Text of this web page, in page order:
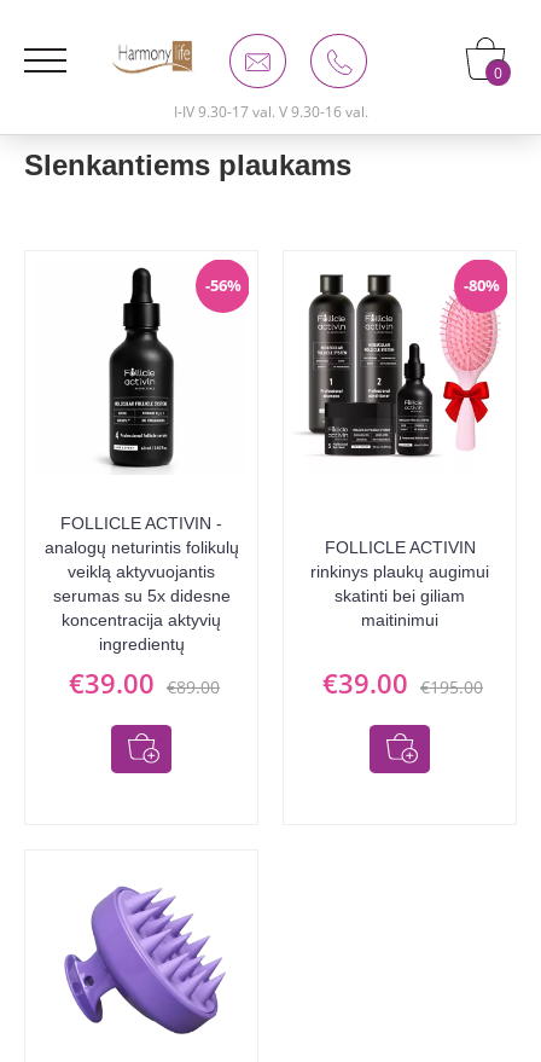
0
I-IV 9.30-17 val. V 9.30-16 val.
Slenkantiems plaukams
-56%
FOLLICLE ACTIVIN -
analogų neturintis folikulų
veiklą aktyvuojantis
serumas su 5x didesne
koncentracija aktyvių
ingredientų
€89.00
€39.00
-80%
FOLLICLE ACTIVIN
rinkinys plaukų augimui
skatinti bei giliam
maitinimui
€195.00
€39.00